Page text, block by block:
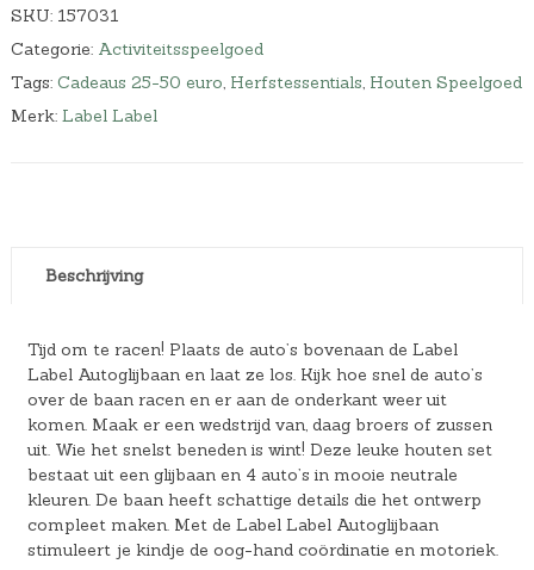
SKU: 157031
Categorie: Activiteitsspeelgoed
Tags: Cadeaus 25-50 euro, Herfstessentials, Houten Speelgoed
Merk: Label Label
Beschrijving
Tijd om te racen! Plaats de auto’s bovenaan de Label
Label Autoglijbaan en laat ze los. Kijk hoe snel de auto’s
over de baan racen en er aan de onderkant weer uit
komen. Maak er een wedstrijd van, daag broers of zussen
uit. Wie het snelst beneden is wint! Deze leuke houten set
bestaat uit een glijbaan en 4 auto’s in mooie neutrale
kleuren. De baan heeft schattige details die het ontwerp
compleet maken. Met de Label Label Autoglijbaan
stimuleert je kindje de oog-hand coördinatie en motoriek.